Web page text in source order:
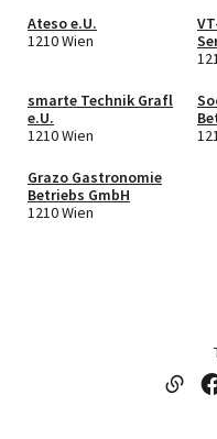
Ateso e.U.
1210 Wien
smarte Technik Grafl
e.U.
1210 Wien
Grazo Gastronomie
Betriebs GmbH
1210 Wien